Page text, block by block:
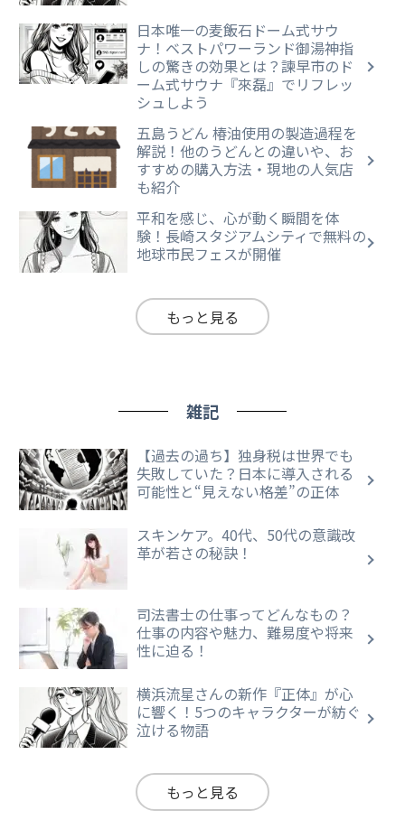
日本唯一の麦飯石ドーム式サウ
ナ！ベストパワーランド御湯神指
しの驚きの効果とは？諫早市のド
ーム式サウナ『來磊』でリフレッ
シュしよう
五島うどん 椿油使用の製造過程を
解説！他のうどんとの違いや、お
すすめの購入方法・現地の人気店
も紹介
平和を感じ、心が動く瞬間を体
験！長崎スタジアムシティで無料の
地球市民フェスが開催
もっと見る
雑記
【過去の過ち】独身税は世界でも
失敗していた？日本に導入される
可能性と“見えない格差”の正体
スキンケア。40代、50代の意識改
革が若さの秘訣！
司法書士の仕事ってどんなもの？
仕事の内容や魅力、難易度や将来
性に迫る！
横浜流星さんの新作『正体』が心
に響く！5つのキャラクターが紡ぐ
泣ける物語
もっと見る